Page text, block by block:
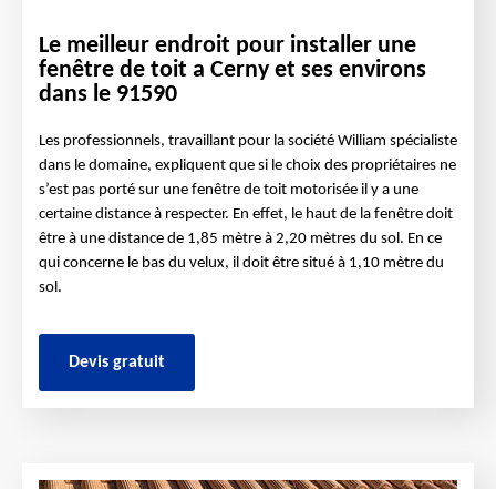
Le meilleur endroit pour installer une
fenêtre de toit a Cerny et ses environs
dans le 91590
Les professionnels, travaillant pour la société William spécialiste
dans le domaine, expliquent que si le choix des propriétaires ne
s’est pas porté sur une fenêtre de toit motorisée il y a une
certaine distance à respecter. En effet, le haut de la fenêtre doit
être à une distance de 1,85 mètre à 2,20 mètres du sol. En ce
qui concerne le bas du velux, il doit être situé à 1,10 mètre du
sol.
Devis gratuit